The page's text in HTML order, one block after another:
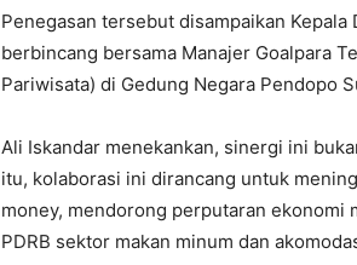
Penegasan tersebut disampaikan
berbincang bersama Manajer Goalpara
Pariwisata) di Gedung Negara Pendopo
Ali Iskandar menekankan, sinergi ini
itu, kolaborasi ini dirancang untuk
money, mendorong perputaran
PDRB sektor makan minum dan